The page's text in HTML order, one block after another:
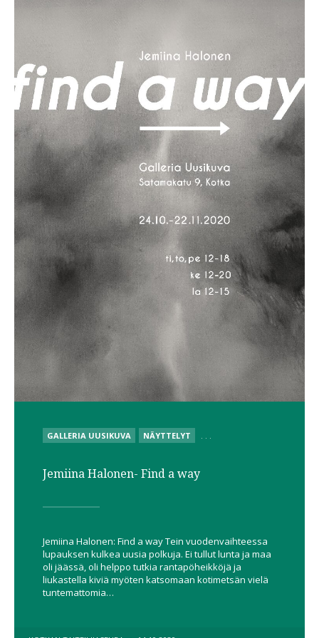
POSTED
IN
GALLERIA UUSIKUVA NÄYTTELYT
Jemiina Halonen- Find a way
Jemiina Halonen: Find a way Tein vuodenvaihteessa
lupauksen kulkea uusia polkuja. Ei tullut lunta ja maa
oli jäässä, oli helppo tutkia rantapöheikköjä ja
liukastella kiviä myöten katsomaan kotimetsän vielä
tuntemattomia…